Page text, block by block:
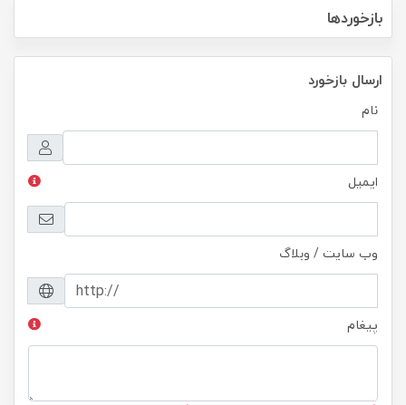
بازخوردها
ارسال بازخورد
نام
ایمیل
وب سایت / وبلاگ
پیغام